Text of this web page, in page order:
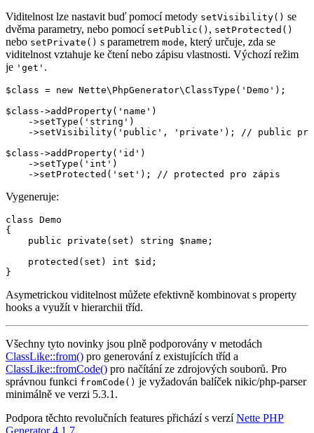
Viditelnost lze nastavit buď pomocí metody setVisibility() se
dvěma parametry, nebo pomocí setPublic() , setProtected()
nebo setPrivate() s parametrem mode, který určuje, zda se
viditelnost vztahuje ke čtení nebo zápisu vlastnosti. Výchozí režim
je 'get' .
$class = new Nette\PhpGenerator\ClassType('Demo');
$class->addProperty('name')
    ->setType('string')
->setVisibility('public', 'private'); // public
$class->addProperty('id')
    ->setType('int')
Vygeneruje:
class Demo
{
    public private(set) string $name;
    protected(set) int $id;
Asymetrickou viditelnost můžete efektivně kombinovat s property
hooks a využít v hierarchii tříd.
Všechny tyto novinky jsou plně podporovány v metodách
ClassLike::from() pro generování z existujících tříd a
ClassLike::fromCode() pro načítání ze zdrojových souborů. Pro
správnou funkci fromCode() je vyžadován balíček nikic/php-parser
minimálně ve verzi 5.3.1.
Podpora těchto revolučních features přichází s verzíNette PHP